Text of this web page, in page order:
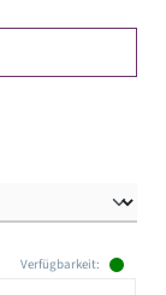
Verfügbarkeit: